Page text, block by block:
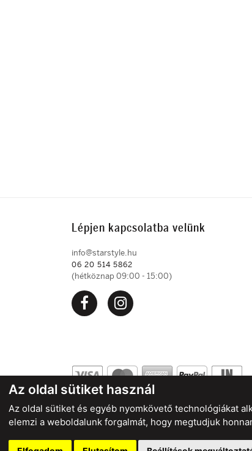
Az oldal sütiket használ
Az oldal sütiket és egyéb nyomkövető technológiákat
elemzi a weboldalunk forgalmát, hogy megtudjuk
Lépjen kapcsolatba velünk
info@starstyle.hu
06 20 514 5862
(hétköznap 09:00 - 15:00)
Felhasználási feltételek Cookies